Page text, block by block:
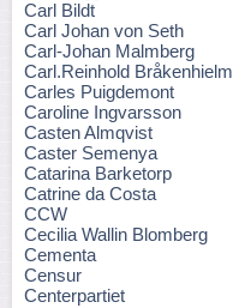
Carl Bildt
Carl Johan von Seth
Carl-Johan Malmberg
Carl.Reinhold Bråkenhielm
Carles Puigdemont
Caroline Ingvarsson
Casten Almqvist
Caster Semenya
Catarina Barketorp
Catrine da Costa
CCW
Cecilia Wallin Blomberg
Cementa
Censur
Centerpartiet